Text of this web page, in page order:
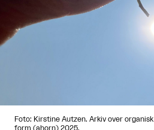
Foto: Kirstine Autzen. Arkiv over organisk
form (ahorn) 2025.